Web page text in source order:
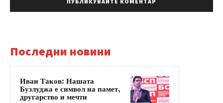
Последни новини
Иван Таков: Нашата
Бузлуджа е символ на памет,
другарство и мечти